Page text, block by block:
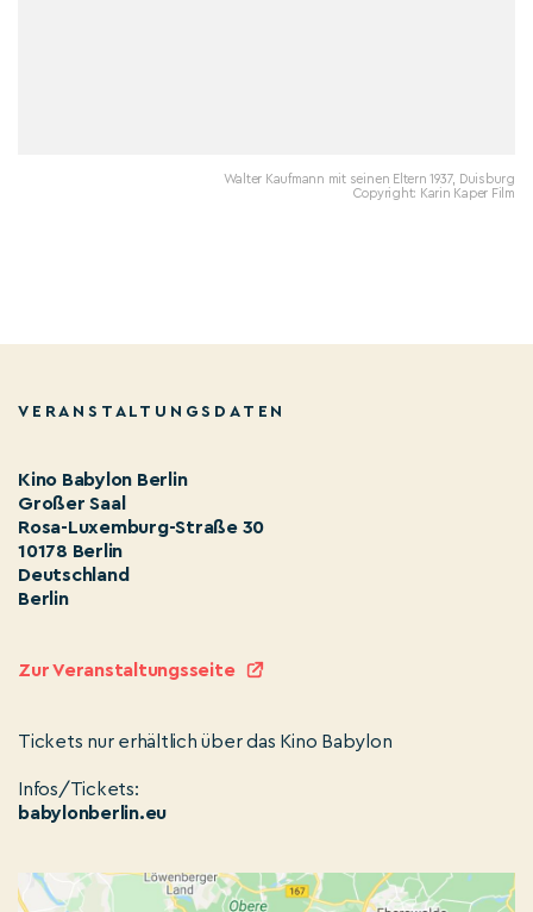
Walter Kaufmann mit seinen Eltern 1937, Duisburg
Copyright: Karin Kaper Film
VERANSTALTUNGSDATEN
Kino Babylon Berlin
Großer Saal
Rosa-Luxemburg-Straße 30
10178 Berlin
Deutschland
Berlin
Zur Veranstaltungsseite
Tickets nur erhältlich über das Kino Babylon
Infos/Tickets:
babylonberlin.eu